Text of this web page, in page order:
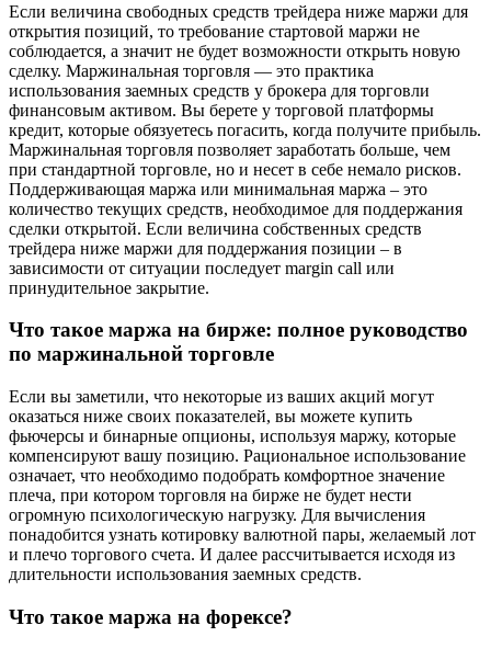
Если величина свободных средств трейдера ниже маржи для
открытия позиций, то требование стартовой маржи не
соблюдается, а значит не будет возможности открыть новую
сделку. Маржинальная торговля — это практика
использования заемных средств у брокера для торговли
финансовым активом. Вы берете у торговой платформы
кредит, которые обязуетесь погасить, когда получите прибыль.
Маржинальная торговля позволяет заработать больше, чем
при стандартной торговле, но и несет в себе немало рисков.
Поддерживающая маржа или минимальная маржа – это
количество текущих средств, необходимое для поддержания
сделки открытой. Если величина собственных средств
трейдера ниже маржи для поддержания позиции – в
зависимости от ситуации последует margin call или
принудительное закрытие.
Что такое маржа на бирже: полное руководство
по маржинальной торговле
Если вы заметили, что некоторые из ваших акций могут
оказаться ниже своих показателей, вы можете купить
фьючерсы и бинарные опционы, используя маржу, которые
компенсируют вашу позицию. Рациональное использование
означает, что необходимо подобрать комфортное значение
плеча, при котором торговля на бирже не будет нести
огромную психологическую нагрузку. Для вычисления
понадобится узнать котировку валютной пары, желаемый лот
и плечо торгового счета. И далее рассчитывается исходя из
длительности использования заемных средств.
Что такое маржа на форексе?